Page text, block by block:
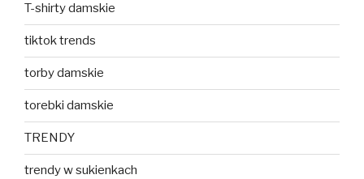
T-shirty damskie
tiktok trends
torby damskie
torebki damskie
TRENDY
trendy w sukienkach